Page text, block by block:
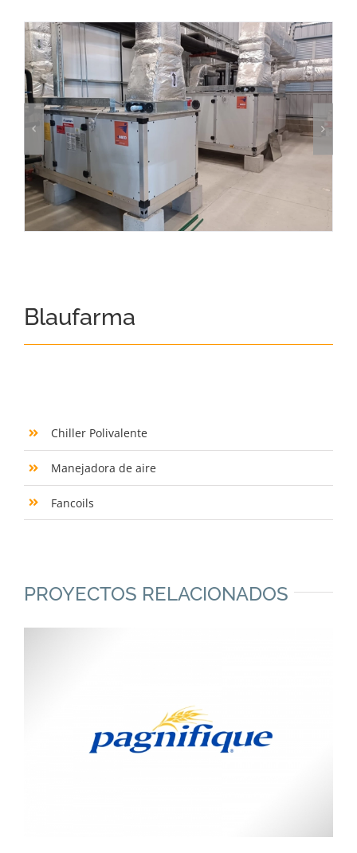
Blaufarma
Chiller Polivalente
Manejadora de aire
Fancoils
PROYECTOS RELACIONADOS